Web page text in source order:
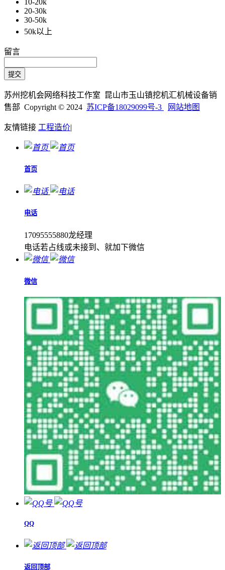
20-30k
30-50k
50k以上
留言
苏州挖机会网络科技工作室 昆山市玉山镇挖机汇机械设备销
售部 Copyright © 2024 苏ICP备18029099号-3 网站地图
友情链接 工程造价|
首页
电话
17095555880龙经理
电话若占线或未接到、就加下微信
微信
QQ
返回顶部